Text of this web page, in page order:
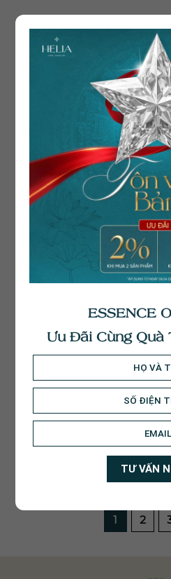
Nhẫn Cưới Song Wave
ND151 – ND152
14.100.000
Nhẫn Cưới Flux ND149 –
14.200.000
₫
Nhẫn Cưới Weave ND140
1 2
ESSENCE
Ưu Đãi Cùng Quà